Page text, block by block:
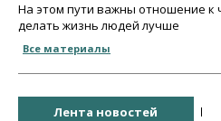
На этом пути важны отношение к
делать жизнь людей лучше
Все материалы
Лента новостей